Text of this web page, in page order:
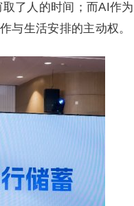
了人的时间；而AI作为
与生活安排的主动权。